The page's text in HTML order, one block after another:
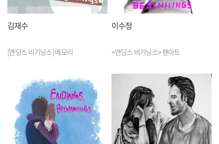
김재수
[엔딩스 비기닝스] 메모리
이수정
<엔딩스 비기닝스> 팬아트